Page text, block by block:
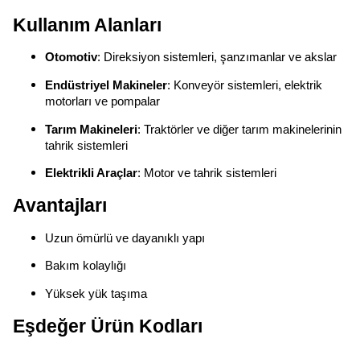
Kullanım Alanları
Otomotiv: Direksiyon sistemleri, şanzımanlar ve akslar
Endüstriyel Makineler: Konveyör sistemleri, elektrik
motorları ve pompalar
Tarım Makineleri: Traktörler ve diğer tarım makinelerinin
tahrik sistemleri
Elektrikli Araçlar: Motor ve tahrik sistemleri
Avantajları
Uzun ömürlü ve dayanıklı yapı
Bakım kolaylığı
Yüksek yük taşıma
Eşdeğer Ürün Kodları